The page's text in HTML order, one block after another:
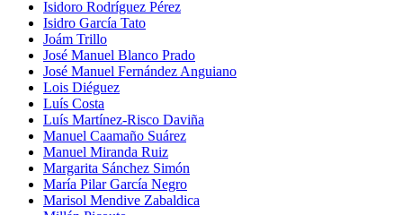
Isidoro Rodríguez Pérez
Isidro García Tato
Joám Trillo
José Manuel Blanco Prado
José Manuel Fernández Anguiano
Lois Diéguez
Luís Costa
Luís Martínez-Risco Daviña
Manuel Caamaño Suárez
Manuel Miranda Ruiz
Margarita Sánchez Simón
María Pilar García Negro
Marisol Mendive Zabaldica